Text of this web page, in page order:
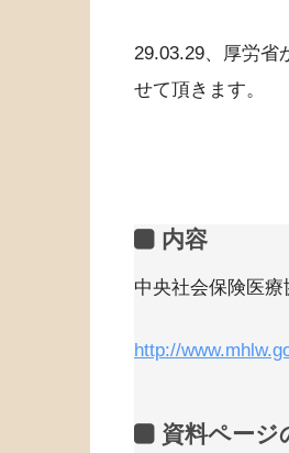
29.03.29、厚労省
せて頂きます。
内容
中央社会保険医
http://
資料ページ